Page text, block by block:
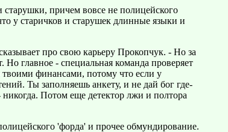
старушки, причем вовсе не полицейского
у старичков и старушек длинные языки и
про свою карьеру Прокопчук. - Но за
Но главное - специальная команда проверяет
твоими финансами, потому что если у
Ты заполняешь анкету, и не дай бог где-
Потом еще детектор лжи и полтора
'форда' и прочее обмундирование.